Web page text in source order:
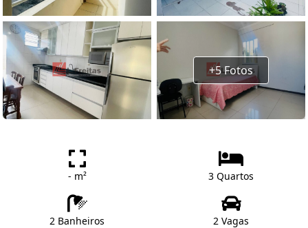
+5 Fotos
- m² 3 Quartos
2 Banheiros
2 Vagas